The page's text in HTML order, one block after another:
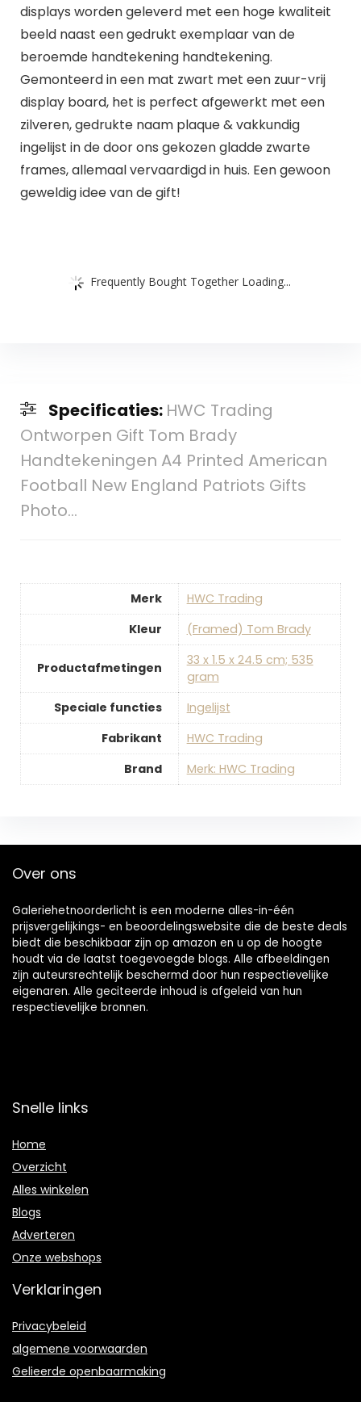
displays worden geleverd met een hoge kwaliteit
beeld naast een gedrukt exemplaar van de
beroemde handtekening handtekening.
Gemonteerd in een mat zwart met een zuur-vrij
display board, het is perfect afgewerkt met een
zilveren, gedrukte naam plaque & vakkundig
ingelijst in de door ons gekozen gladde zwarte
frames, allemaal vervaardigd in huis. Een gewoon
geweldig idee van de gift!
Frequently Bought Together Loading...
Specificaties: HWC Trading
Ontworpen Gift Tom Brady
Handtekeningen A4 Printed American
Football New England Patriots Gifts
Photo…
Merk
‎HWC Trading
Kleur
‎(Framed) Tom Brady
Productafmetingen
‎33 x 1.5 x 24.5 cm; 535
gram
Speciale functies
‎Ingelijst
Fabrikant
‎HWC Trading
Brand
Merk: HWC Trading
Over ons
Galeriehetnoorderlicht is een moderne alles-in-één
prijsvergelijkings- en beoordelingswebsite die de beste deals
biedt die beschikbaar zijn op amazon en u op de hoogte
houdt via de laatst toegevoegde blogs. Alle afbeeldingen
zijn auteursrechtelijk beschermd door hun respectievelijke
eigenaren. Alle geciteerde inhoud is afgeleid van hun
respectievelijke bronnen.
Snelle links
Home
Overzicht
Alles winkelen
Blogs
Adverteren
Onze webshops
Verklaringen
Privacybeleid
algemene voorwaarden
Gelieerde openbaarmaking